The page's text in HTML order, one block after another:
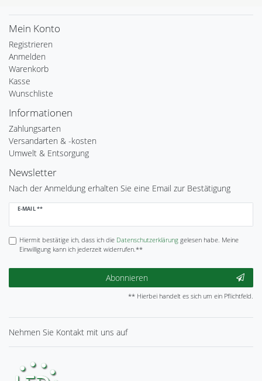
Mein Konto
Registrieren
Anmelden
Warenkorb
Kasse
Wunschliste
Informationen
Zahlungsarten
Versandarten & -kosten
Umwelt & Entsorgung
Newsletter
Nach der Anmeldung erhalten Sie eine Email zur Bestätigung
E-MAIL **
Newsletter
Hiermit bestätige ich, dass ich die Daten­schutz­erklärunggelesen habe. Meine
Einwilligung kann ich jederzeit widerrufen.**
Abonnieren
** Hierbei handelt es sich um ein Pflichtfeld.
Nehmen Sie Kontakt mit uns auf